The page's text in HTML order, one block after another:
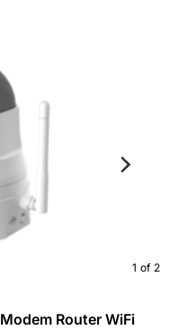
1 of 2
Modem Router WiFi